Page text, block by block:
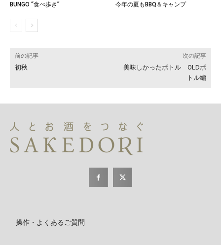
BUNGO “食べ歩き”
今年の夏もBBQ＆キャンプ
前の記事
初秋
次の記事
美味しかったボトル OLDボ
トル編
操作・よくあるご質問